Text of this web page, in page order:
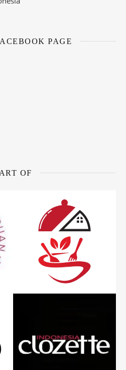
PAGE
OF